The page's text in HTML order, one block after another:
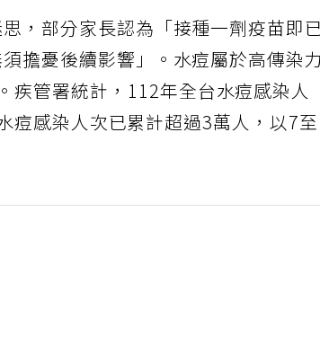
，部分家長認為「接種一劑疫苗即
擔憂後續影響」。水痘屬於高傳染
疾管署統計，112年全台水痘感染人
痘感染人次已累計超過3萬人，以7